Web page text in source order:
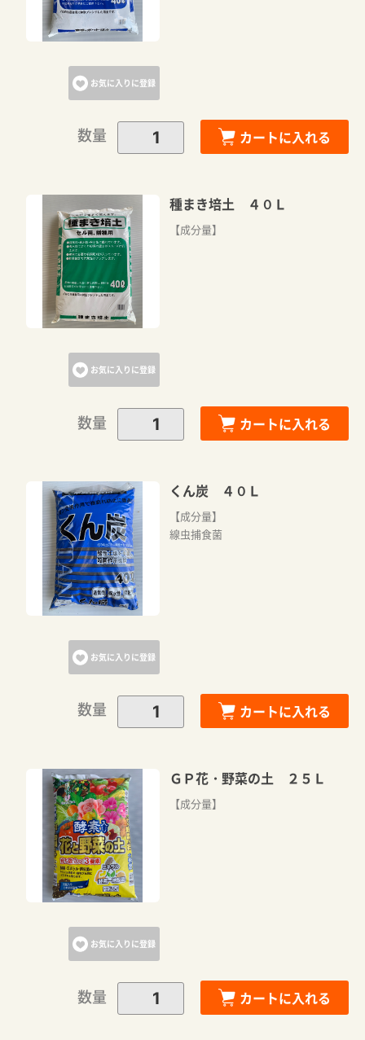
お気に入りに登録
数量 カートに入れる
お気に入りに登録
種まき培土 ４０Ｌ
【成分量】
数量 カートに入れる
お気に入りに登録
くん炭 ４０Ｌ
【成分量】
線虫捕食菌
数量 カートに入れる
お気に入りに登録
ＧＰ花・野菜の土 ２５Ｌ
【成分量】
数量 カートに入れる